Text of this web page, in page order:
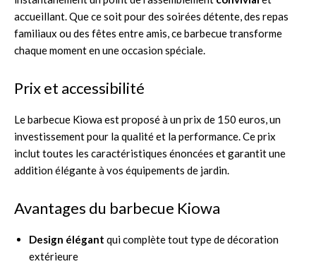
accueillant. Que ce soit pour des soirées détente, des repas
familiaux ou des fêtes entre amis, ce barbecue transforme
chaque moment en une occasion spéciale.
Prix et accessibilité
Le barbecue Kiowa est proposé à un prix de 150 euros, un
investissement pour la qualité et la performance. Ce prix
inclut toutes les caractéristiques énoncées et garantit une
addition élégante à vos équipements de jardin.
Avantages du barbecue Kiowa
Design élégant qui complète tout type de décoration
extérieure